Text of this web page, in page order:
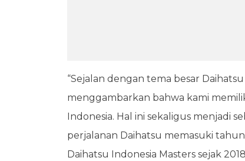
“Sejalan dengan tema besar
menggambarkan bahwa kami
Indonesia. Hal ini sekaligus menjadi
perjalanan Daihatsu memasuki
Daihatsu Indonesia Masters sejak